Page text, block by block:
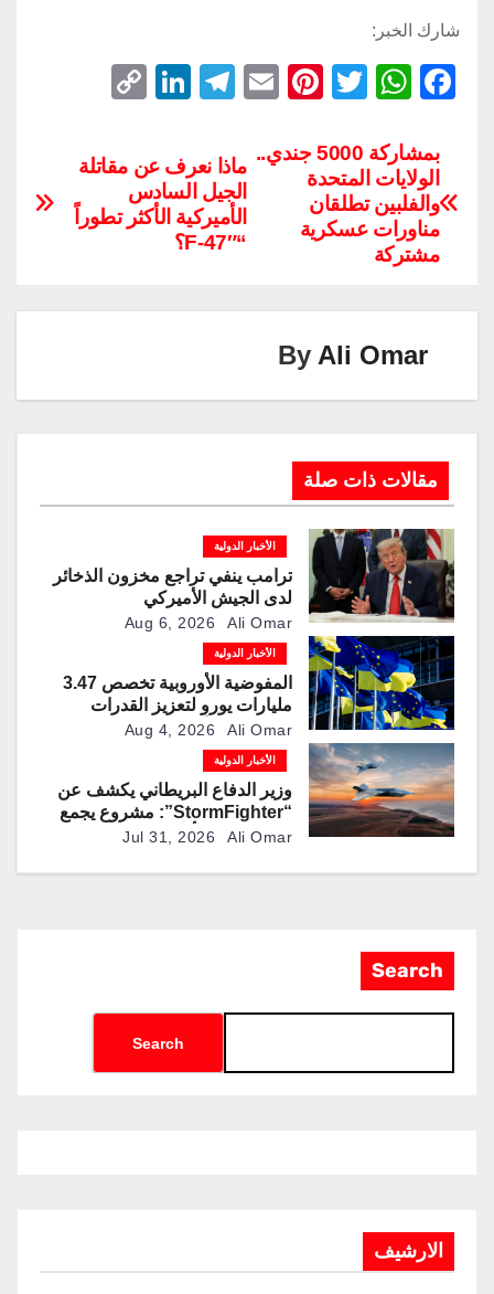
شارك الخبر:
F
c
e
b
o
W
at
s
A
p
T
tt
er
Pi
er
E
ail
T
e
gr
a
m
Li
k
e
dI
p
Li
ماذا نعرف عن مقاتلة
الجيل السادس
الأميركية الأكثر تطوراً
“F-47″؟
بمشاركة 5000 جندي..
الولايات المتحدة
والفلبين تطلقان
مناورات عسكرية
مشتركة
By Ali Omar
مقالات ذات صلة
الأخبار الدولية
ترامب ينفي تراجع مخزون الذخائر
لدى الجيش الأميركي
Aug 6, 2026 Ali Omar
الأخبار الدولية
المفوضية الأوروبية تخصص 3.47
مليارات يورو لتعزيز القدرات
العسكرية الأوكرانية
Aug 4, 2026 Ali Omar
الأخبار الدولية
وزير الدفاع البريطاني يكشف عن
“StormFighter”: مشروع يجمع
بين منصات مأهولة وطائرات مقاتلة
Jul 31, 2026 Ali Omar
Search
Search
الارشيف